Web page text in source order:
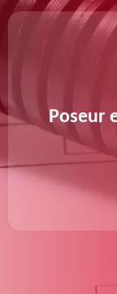
Poseur